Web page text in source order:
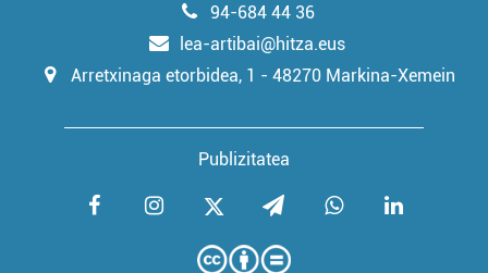
94-684 44 36
lea-artibai@hitza.eus
Arretxinaga etorbidea, 1 - 48270 Markina-Xemein
Publizitatea